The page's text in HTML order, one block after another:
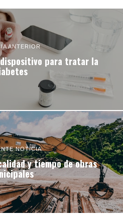
ANTERIOR
para tratar la
NOTICIA
y tiempo de obras